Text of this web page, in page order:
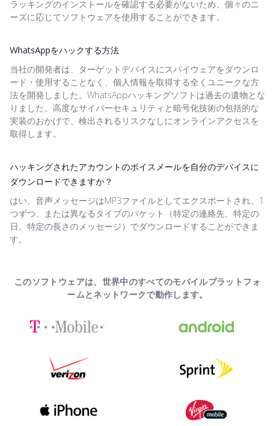
ラッキングのインストールを確認する必要がないため、個々のニ
ーズに応じてソフトウェアを使用することができます。
WhatsAppをハックする方法
当社の開発者は、ターゲットデバイスにスパイウェアをダウンロ
ード・使用することなく、個人情報を取得する全くユニークな方
法を開発しました。WhatsAppハッキングソフトは過去の遺物とな
りました。高度なサイバーセキュリティと暗号化技術の包括的な
実装のおかげで、検出されるリスクなしにオンラインアクセスを
取得します。
ハッキングされたアカウントのボイスメールを自分のデバイスに
ダウンロードできますか？
はい、音声メッセージはMP3ファイルとしてエクスポートされ、1
つずつ、または異なるタイプのパケット（特定の連絡先、特定の
日、特定の長さのメッセージ）でダウンロードすることができま
す。
このソフトウェアは、世界中のすべてのモバイルプラットフォ
ームとネットワークで動作します。